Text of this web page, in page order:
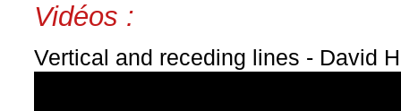
Vidéos :
Vertical and receding lines - David